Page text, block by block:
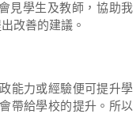
見學生及教師，協助我
改善的建議。
能力或經驗便可提升學
帶給學校的提升。所以